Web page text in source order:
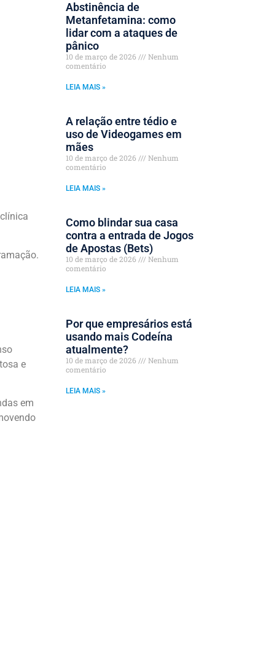
e
em
Abstinência de
Metanfetamina: como
lidar com a ataques de
pânico
10 de março de 2026
Nenhum
comentário
LEIA MAIS »
A relação entre tédio e
uso de Videogames em
mães
10 de março de 2026
Nenhum
comentário
LEIA MAIS »
Como blindar sua casa
contra a entrada de Jogos
de Apostas (Bets)
10 de março de 2026
Nenhum
comentário
LEIA MAIS »
Por que empresários está
usando mais Codeína
atualmente?
10 de março de 2026
Nenhum
comentário
LEIA MAIS »